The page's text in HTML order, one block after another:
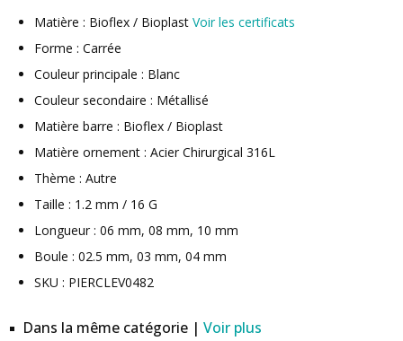
Matière : Bioflex / Bioplast Voir les certificats
Forme : Carrée
Couleur principale : Blanc
Couleur secondaire : Métallisé
Matière barre : Bioflex / Bioplast
Matière ornement : Acier Chirurgical 316L
Thème : Autre
Taille : 1.2 mm / 16 G
Longueur : 06 mm, 08 mm, 10 mm
Boule : 02.5 mm, 03 mm, 04 mm
SKU : PIERCLEV0482
Dans la même catégorie | Voir plus